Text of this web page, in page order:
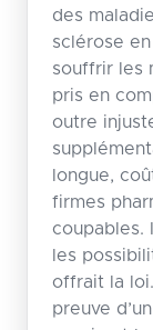
des
sclérose
souffrir les
pris en
outre
longue,
firmes
coupables.
les
offrait la
preuve